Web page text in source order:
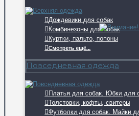
Дождевики для собак
Комбинезоны для собак
Куртки, пальто, попоны
Смотреть ещё...
Повседневная одежда
Платья для собак. Юбки для
Толстовки, кофты, свитеры
Футболки для собак. Майки